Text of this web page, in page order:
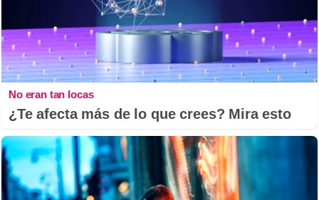
No eran tan locas
¿Te afecta más de lo que crees? Mira esto